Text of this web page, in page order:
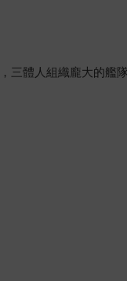
體人組織龐大的艦隊